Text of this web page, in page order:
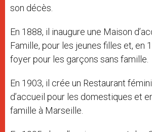
son décès.
En 1888, il inaugure une Maison
Famille, pour les jeunes filles et, en
foyer pour les garçons sans famille.
En 1903, il crée un Restaurant
d’accueil pour les domestiques et
famille à Marseille.